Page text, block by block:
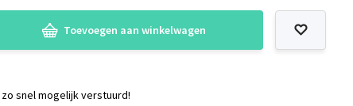
Toevoegen aan winkelwagen
snel mogelijk verstuurd!